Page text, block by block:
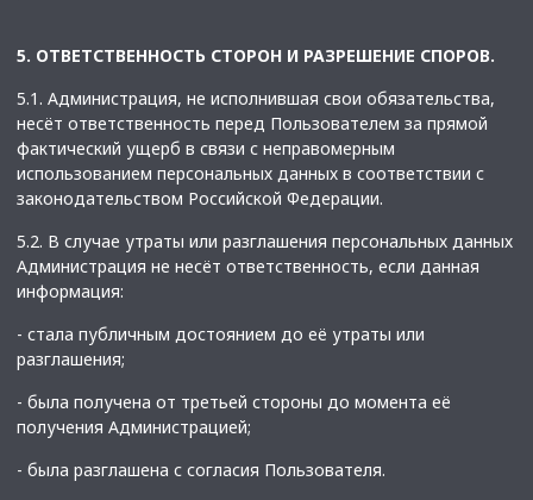
5. ОТВЕТСТВЕННОСТЬ СТОРОН И РАЗРЕШЕНИЕ СПОРОВ.
5.1. Администрация, не исполнившая свои обязательства,
несёт ответственность перед Пользователем за прямой
фактический ущерб в связи с неправомерным
использованием персональных данных в соответствии с
законодательством Российской Федерации.
5.2. В случае утраты или разглашения персональных данных
Администрация не несёт ответственность, если данная
информация:
- стала публичным достоянием до её утраты или
разглашения;
- была получена от третьей стороны до момента её
получения Администрацией;
- была разглашена с согласия Пользователя.